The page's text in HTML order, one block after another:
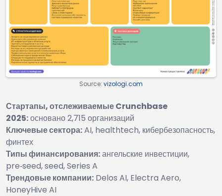
Source: vizologi.com
Стартапы, отслеживаемые Crunchbase
2025:основано 2,715 организаций
Ключевые сектора:AI, healthtech, кибербезопасность,
финтех
Типы финансирования:ангельские инвестиции,
pre‑seed, seed, Series A
Трендовые компании: Delos AI, Electra Aero,
HoneyHive AI